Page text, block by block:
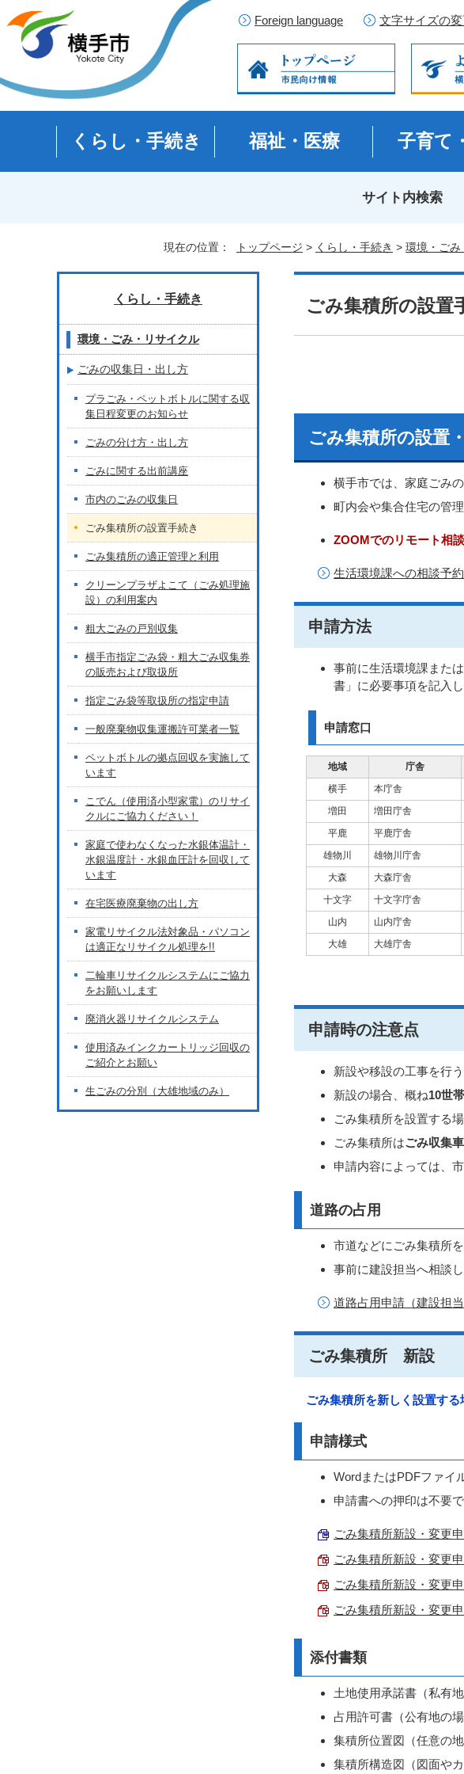
Foreign language 文字サイズの変
くらし・手続き 福祉・医療 子育て
サイト内検索
現在の位置： トップページ > くらし・手続き > 環境・ごみ
ごみ集積所の設置
ごみ集積所の設置
横手市では、家庭ごみ
町内会や集合住宅の管
ZOOMでのリモート相
生活環境課への相談予
申請方法
事前に生活環境課また
書」に必要事項を記入
申請窓口
地域 庁舎
横手
本庁舎
増田
増田庁舎
平鹿
平鹿庁舎
雄物川
雄物川庁舎
大森
大森庁舎
十文字
十文字庁舎
山内
山内庁舎
大雄
大雄庁舎
申請時の注意点
新設や移設の工事を行う
新設の場合、概ね10世
ごみ集積所を設置する
ごみ集積所はごみ収集
申請内容によっては、
道路の占用
市道などにごみ集積所
事前に建設担当へ相談し
道路占用申請（建設担当
ごみ集積所 新設
ごみ集積所を新しく設置する
申請様式
WordまたはPDFファイ
申請書への押印は不要で
ごみ集積所新設・変更
ごみ集積所新設・変更
ごみ集積所新設・変更
ごみ集積所新設・変更
添付書類
土地使用承諾書（私有
占用許可書（公有地の
集積所位置図（任意の地
集積所構造図（図面やカ
くらし・手続き
環境・ごみ・リサイクル
ごみの収集日・出し方
プラごみ・ペットボトルに関する収
集日程変更のお知らせ
ごみの分け方・出し方
ごみに関する出前講座
市内のごみの収集日
ごみ集積所の設置手続き
ごみ集積所の適正管理と利用
クリーンプラザよこて（ごみ処理施
設）の利用案内
粗大ごみの戸別収集
横手市指定ごみ袋・粗大ごみ収集券
の販売および取扱所
指定ごみ袋等取扱所の指定申請
一般廃棄物収集運搬許可業者一覧
ペットボトルの拠点回収を実施して
います
こでん（使用済小型家電）のリサイ
クルにご協力ください！
家庭で使わなくなった水銀体温計・
水銀温度計・水銀血圧計を回収して
います
在宅医療廃棄物の出し方
家電リサイクル法対象品・パソコン
は適正なリサイクル処理を!!
二輪車リサイクルシステムにご協力
をお願いします
廃消火器リサイクルシステム
使用済みインクカートリッジ回収の
ご紹介とお願い
生ごみの分別（大雄地域のみ）